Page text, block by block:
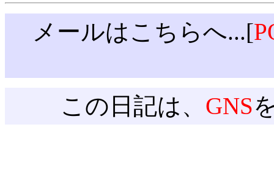
メールはこちらへ...[
この日記は、 GNS